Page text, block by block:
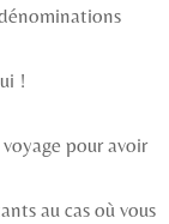
!
voyage pour avoir
au cas où vous